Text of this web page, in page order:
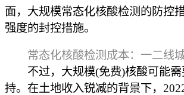
面，大规模常态化核酸检测的防控
强度的封控措施。
常态化核酸检测成本：一二线
不过，大规模(免费)核酸可能需
持。在土地收入锐减的背景下，